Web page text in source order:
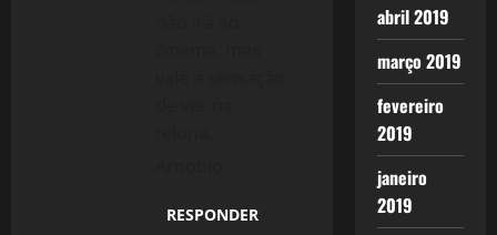
RESPONDER
abril 2019
março 2019
fevereiro
2019
janeiro
2019